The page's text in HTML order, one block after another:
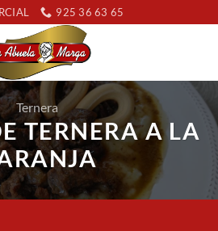
925 36 63 65
Ternera
TERNERA A LA